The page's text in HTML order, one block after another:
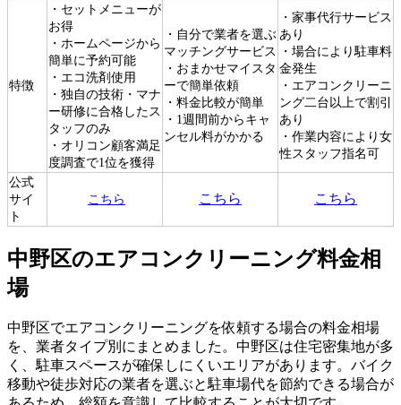
特徴
・セットメニューが
お得
・ホームページから
簡単に予約可能
・エコ洗剤使用
・独自の技術・マナ
ー研修に合格したス
タッフのみ
・オリコン顧客満足
度調査で1位を獲得
・自分で業者を選ぶ
マッチングサービス
・おまかせマイスタ
ーで簡単依頼
・料金比較が簡単
・1週間前からキャ
ンセル料がかかる
・家事代行サービス
あり
・場合により駐車料
金発生
・エアコンクリーニ
ング二台以上で割引
あり
・作業内容により女
性スタッフ指名可
公式
サイ
ト
こちら こちら こちら
中野区のエアコンクリーニング料金相
場
中野区でエアコンクリーニングを依頼する場合の料金相場
を、業者タイプ別にまとめました。中野区は住宅密集地が多
く、駐車スペースが確保しにくいエリアがあります。バイク
移動や徒歩対応の業者を選ぶと駐車場代を節約できる場合が